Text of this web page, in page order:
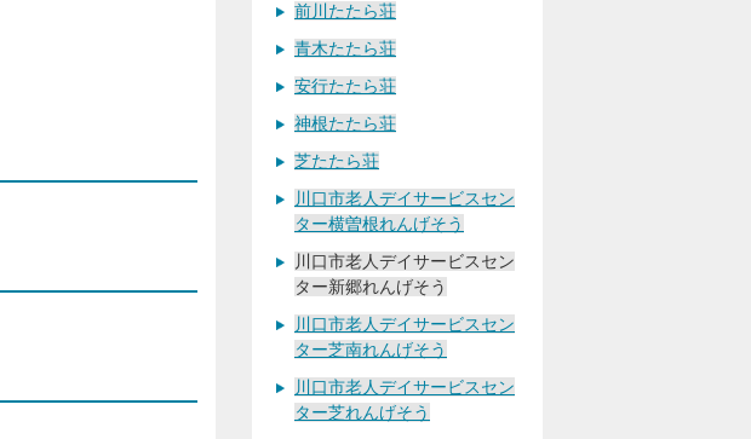
前川たたら荘
青木たたら荘
安行たたら荘
神根たたら荘
芝たたら荘
川口市老人デイサービスセン
ター横曽根れんげそう
川口市老人デイサービスセン
ター新郷れんげそう
川口市老人デイサービスセン
ター芝南れんげそう
川口市老人デイサービスセン
ター芝れんげそう